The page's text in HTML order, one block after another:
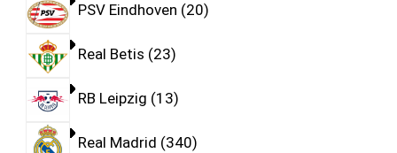
PSV Eindhoven 20
Real Betis 23
RB Leipzig 13
Real Madrid 340